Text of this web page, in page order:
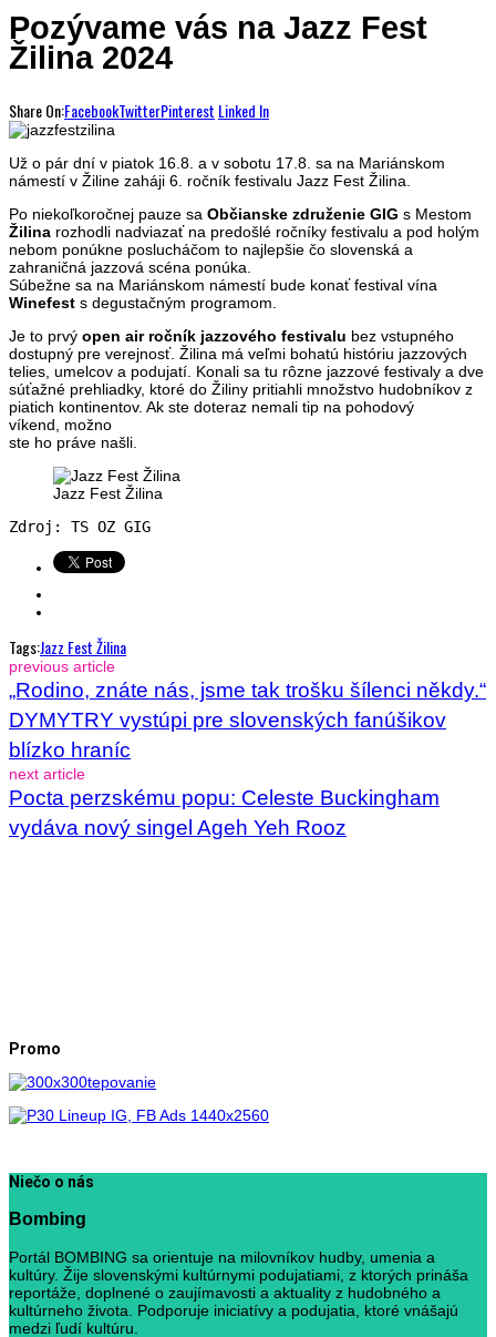
Pozývame vás na Jazz Fest
Žilina 2024
Share On:FacebookTwitterPinterest Linked In
Už o pár dní v piatok 16.8. a v sobotu 17.8. sa na Mariánskom
námestí v Žiline zaháji 6. ročník festivalu Jazz Fest Žilina.
Po niekoľkoročnej pauze sa Občianske združenie GIG s Mestom
Žilina rozhodli nadviazať na predošlé ročníky festivalu a pod holým
nebom ponúkne poslucháčom to najlepšie čo slovenská a
zahraničná jazzová scéna ponúka.
Súbežne sa na Mariánskom námestí bude konať festival vína
Winefest s degustačným programom.
Je to prvý open air ročník jazzového festivalu bez vstupného
dostupný pre verejnosť. Žilina má veľmi bohatú históriu jazzových
telies, umelcov a podujatí. Konali sa tu rôzne jazzové festivaly a dve
súťažné prehliadky, ktoré do Žiliny pritiahli množstvo hudobníkov z
piatich kontinentov. Ak ste doteraz nemali tip na pohodový
víkend, možno
ste ho práve našli.
Jazz Fest Žilina
Zdroj: TS OZ GIG
Tags:Jazz Fest Žilina
previous article
„Rodino, znáte nás, jsme tak trošku šílenci někdy.“
DYMYTRY vystúpi pre slovenských fanúšikov
blízko hraníc
next article
Pocta perzskému popu: Celeste Buckingham
vydáva nový singel Ageh Yeh Rooz
Promo
Niečo o nás
Bombing
Portál BOMBING sa orientuje na milovníkov hudby, umenia a
kultúry. Žije slovenskými kultúrnymi podujatiami, z ktorých prináša
reportáže, doplnené o zaujímavosti a aktuality z hudobného a
kultúrneho života. Podporuje iniciatívy a podujatia, ktoré vnášajú
medzi ľudí kultúru.